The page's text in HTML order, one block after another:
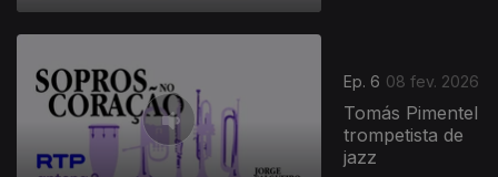
Ep. 6 08 fev. 2026
Tomás Pimentel
trompetista de
jazz